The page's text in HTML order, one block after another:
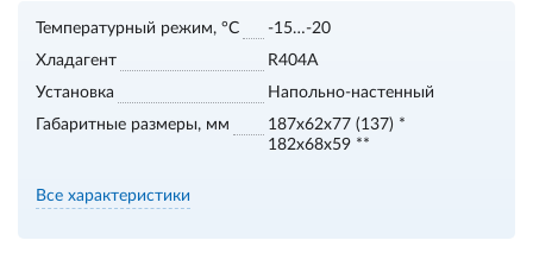
Температурный режим, °С
-15…-20
Хладагент
R404A
Установка
Напольно-настенный
Габаритные размеры, мм
187х62х77 (137) *
182х68х59 **
Все характеристики